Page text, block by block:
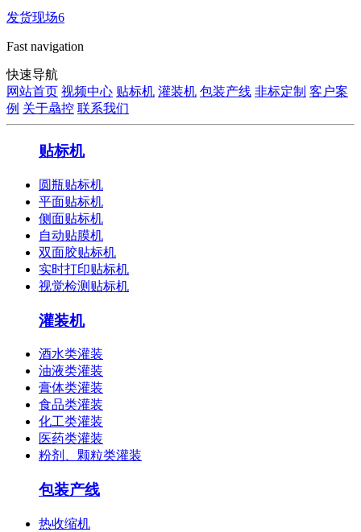
发货现场6
Fast navigation
快速导航
网站首页 视频中心 贴标机 灌装机 包装产线 非标定制 客户案
例 关于骉控 联系我们
贴标机
圆瓶贴标机
平面贴标机
侧面贴标机
自动贴膜机
双面胶贴标机
实时打印贴标机
视觉检测贴标机
灌装机
酒水类灌装
油液类灌装
膏体类灌装
食品类灌装
化工类灌装
医药类灌装
粉剂、颗粒类灌装
包装产线
热收缩机